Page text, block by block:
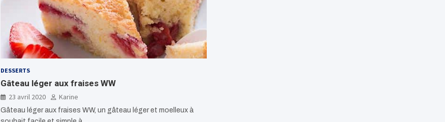
DESSERTS
Gâteau léger aux fraises WW
23 avril 2020 Karine
Gâteau léger aux fraises WW, un gâteau léger et moelleux à